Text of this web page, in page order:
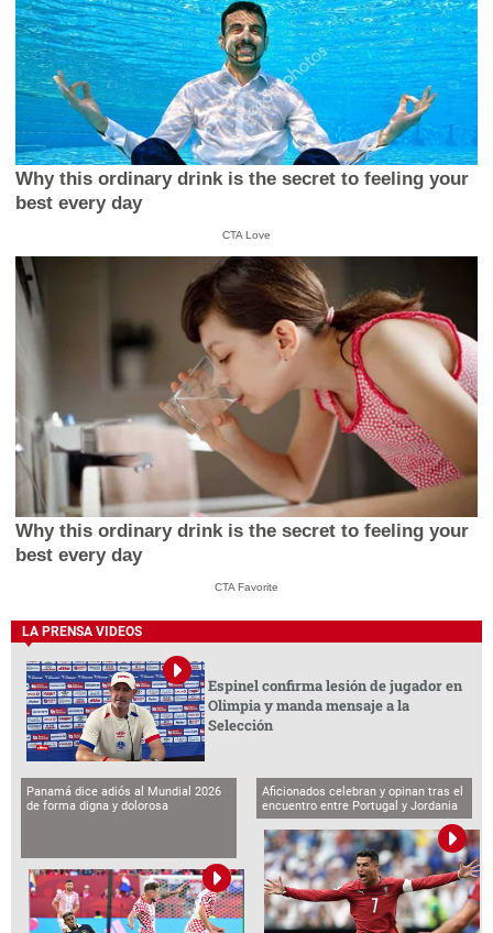
Why this ordinary drink is the secret to feeling your
best every day
CTA Love
Why this ordinary drink is the secret to feeling your
best every day
CTA Favorite
LA PRENSA VIDEOS
Espinel confirma lesión de jugador en
Olimpia y manda mensaje a la
Selección
Panamá dice adiós al Mundial 2026
de forma digna y dolorosa
Aficionados celebran y opinan tras el
encuentro entre Portugal y Jordania